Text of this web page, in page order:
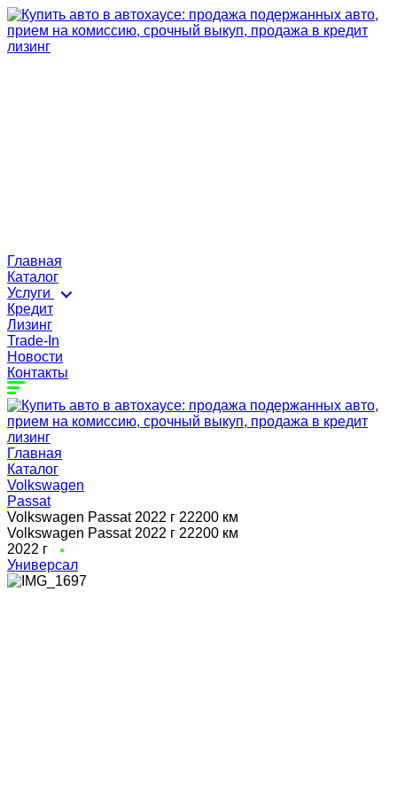
Главная
Каталог
Услуги
Кредит
Лизинг
Trade-In
Новости
Контакты
Главная
Каталог
Volkswagen
Passat
Volkswagen Passat 2022 г 22200 км
Volkswagen Passat 2022 г 22200 км
2022 г
Универсал